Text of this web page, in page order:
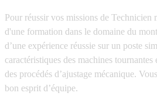
Pour réussir vos missions de Technicien
d'une formation dans le domaine du
d’une expérience réussie sur un poste
caractéristiques des machines tournantes
des procédés d’ajustage mécanique.
bon esprit d’équipe.